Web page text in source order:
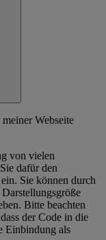
Webseite
von vielen
dafür den
Sie können durch
Bitte beachten
der Code in die
Einbindung als